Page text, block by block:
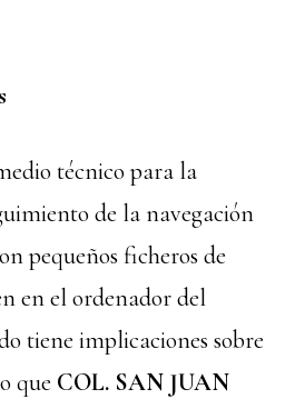
técnico para la
de la navegación
pequeños ficheros de
en el ordenador del
tiene implicaciones sobre
que COL. SAN JUAN